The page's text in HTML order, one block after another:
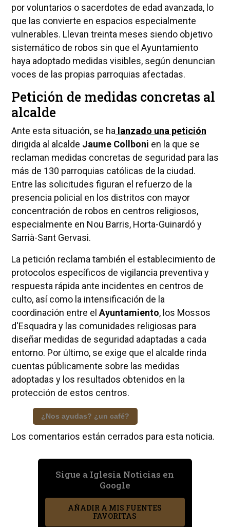
por voluntarios o sacerdotes de edad avanzada, lo
que las convierte en espacios especialmente
vulnerables. Llevan treinta meses siendo objetivo
sistemático de robos sin que el Ayuntamiento
haya adoptado medidas visibles, según denuncian
voces de las propias parroquias afectadas.
Petición de medidas concretas al
alcalde
Ante esta situación, se ha lanzado una petición
dirigida al alcalde Jaume Collboni en la que se
reclaman medidas concretas de seguridad para las
más de 130 parroquias católicas de la ciudad.
Entre las solicitudes figuran el refuerzo de la
presencia policial en los distritos con mayor
concentración de robos en centros religiosos,
especialmente en Nou Barris, Horta-Guinardó y
Sarrià-Sant Gervasi.
La petición reclama también el establecimiento de
protocolos específicos de vigilancia preventiva y
respuesta rápida ante incidentes en centros de
culto, así como la intensificación de la
coordinación entre el Ayuntamiento, los Mossos
d'Esquadra y las comunidades religiosas para
diseñar medidas de seguridad adaptadas a cada
entorno. Por último, se exige que el alcalde rinda
cuentas públicamente sobre las medidas
adoptadas y los resultados obtenidos en la
protección de estos centros.
¿Nos ayudas? ¿un café?
Los comentarios están cerrados para esta noticia.
Sigue a Iglesia Noticias en
Google
AÑADIR A MIS FUENTES
FAVORITAS